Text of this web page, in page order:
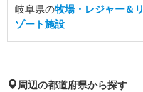
岐阜県の牧場・レジャー＆リ
ゾート施設
周辺の都道府県から探す